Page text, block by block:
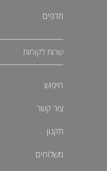
מדפים
שרות לקוחות
חיפוש
צור קשר
תקנון
משלוחים